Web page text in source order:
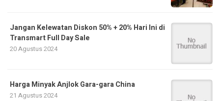
Jangan Kelewatan Diskon 50% + 20% Hari Ini di
Transmart Full Day Sale
20 Agustus 2024
Harga Minyak Anjlok Gara-gara China
21 Agustus 2024